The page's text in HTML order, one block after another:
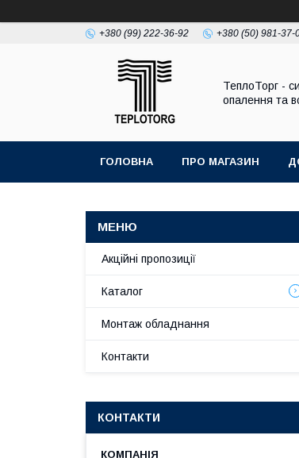
+380 (99) 222-36-92 +380 (50) 981-37-
ТеплоТорг -
опалення та
ГОЛОВНА ПРО МАГАЗИН
Акційні пропозиції
Каталог
Монтаж обладнання
Контакти
КОНТАКТИ